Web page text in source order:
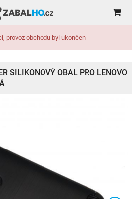
provoz obchodu byl ukončen
SILIKONOVÝ OBAL PRO LENOVO